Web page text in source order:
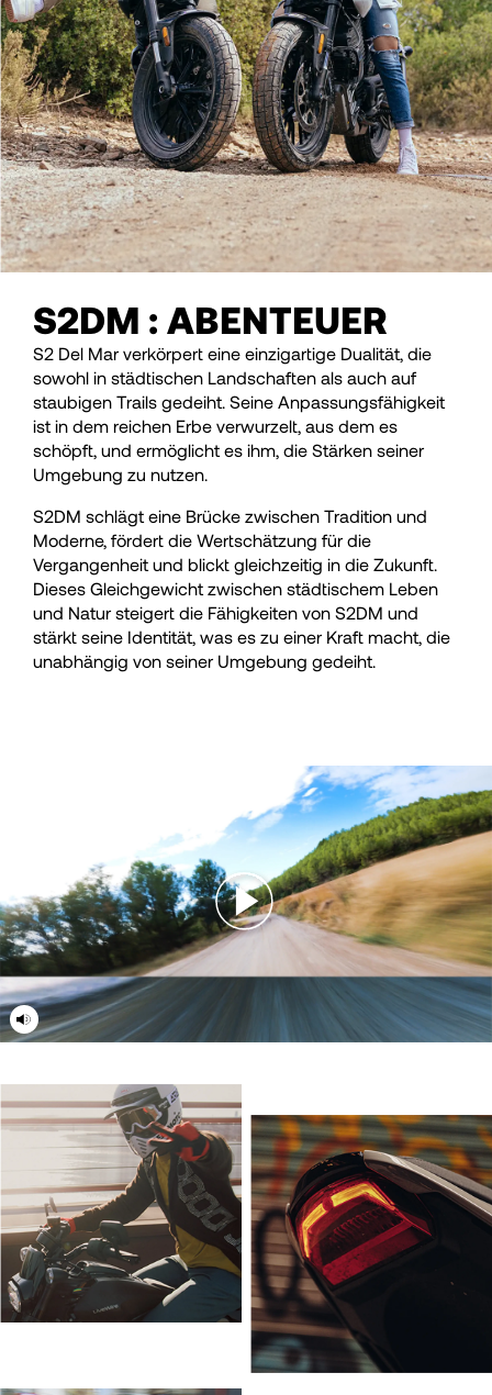
S2DM : ABENTEUER
S2 Del Mar verkörpert eine einzigartige Dualität, die
sowohl in städtischen Landschaften als auch auf
staubigen Trails gedeiht. Seine Anpassungsfähigkeit
ist in dem reichen Erbe verwurzelt, aus dem es
schöpft, und ermöglicht es ihm, die Stärken seiner
Umgebung zu nutzen.
S2DM schlägt eine Brücke zwischen Tradition und
Moderne, fördert die Wertschätzung für die
Vergangenheit und blickt gleichzeitig in die Zukunft.
Dieses Gleichgewicht zwischen städtischem Leben
und Natur steigert die Fähigkeiten von S2DM und
stärkt seine Identität, was es zu einer Kraft macht, die
unabhängig von seiner Umgebung gedeiht.